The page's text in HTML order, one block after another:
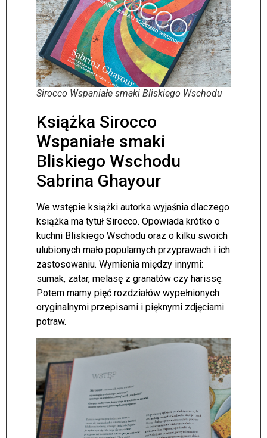
Sirocco Wspaniałe smaki Bliskiego Wschodu
Książka Sirocco
Wspaniałe smaki
Bliskiego Wschodu
Sabrina Ghayour
We wstępie książki autorka wyjaśnia dlaczego
książka ma tytuł Sirocco. Opowiada krótko o
kuchni Bliskiego Wschodu oraz o kilku swoich
ulubionych mało popularnych przyprawach i ich
zastosowaniu. Wymienia między innymi:
sumak, zatar, melasę z granatów czy harissę.
Potem mamy pięć rozdziałów wypełnionych
oryginalnymi przepisami i pięknymi zdjęciami
potraw.